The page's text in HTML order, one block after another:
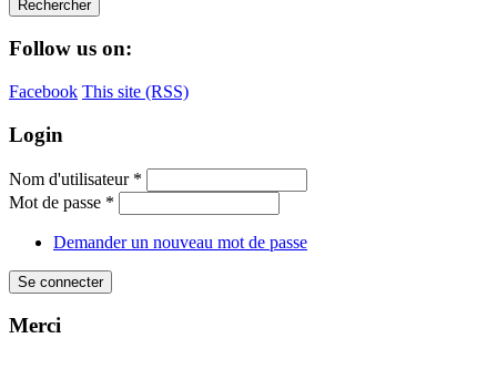
Follow us on:
Facebook This site (RSS)
Login
Nom d'utilisateur *
Mot de passe *
Demander un nouveau mot de passe
Merci